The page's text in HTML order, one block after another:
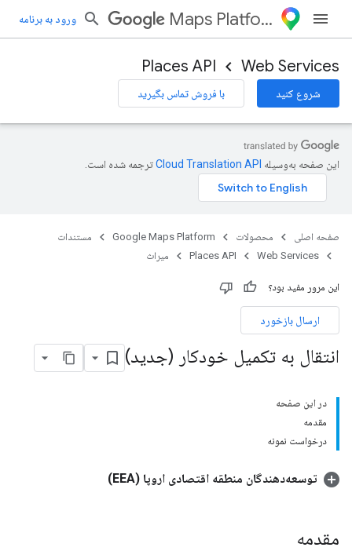
Maps Platform ورود به برنامه
Web Services
Places API
شروع کنید با فروش تماس بگیرید
این صفحه به‌وسیله ترجمه شده است.
صفحه اصلی محصولات Google Maps Platform
مستندات
Web Services
Places API میراث
این مرور مفید بود؟
ارسال بازخورد
انتقال به تکمیل خودکار (جدید)
در این صفحه
مقدمه
درخواست نمونه
توسعه‌دهندگان منطقه اقتصادی اروپا (EEA)
مقدمه